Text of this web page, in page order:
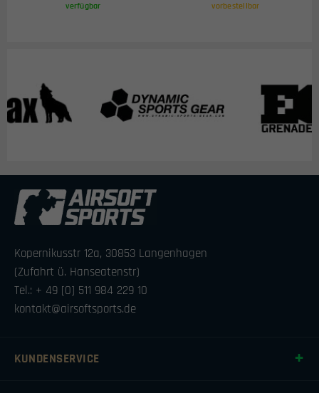
verfügbar vorbestellbar
Kopernikusstr 12a, 30853 Langenhagen
(Zufahrt ü. Hanseatenstr)
Tel.: + 49 [0] 511 984 229 10
kontakt@airsoftsports.de
KUNDENSERVICE